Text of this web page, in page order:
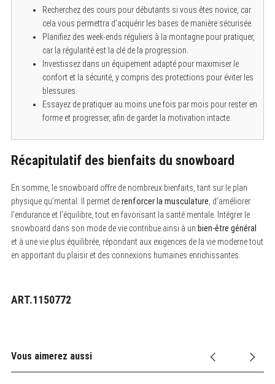
Recherchez des cours pour débutants si vous êtes novice, car
cela vous permettra d’acquérir les bases de manière sécurisée.
Planifiez des week-ends réguliers à la montagne pour pratiquer,
car la régularité est la clé de la progression.
Investissez dans un équipement adapté pour maximiser le
confort et la sécurité, y compris des protections pour éviter les
blessures.
Essayez de pratiquer au moins une fois par mois pour rester en
forme et progresser, afin de garder la motivation intacte.
Récapitulatif des bienfaits du snowboard
En somme, le snowboard offre de nombreux bienfaits, tant sur le plan
physique qu’mental. Il permet derenforcer la musculature, d’améliorer
l’endurance et l’équilibre, tout en favorisant la santé mentale. Intégrer le
snowboard dans son mode de vie contribue ainsi à un bien-être général
et à une vie plus équilibrée, répondant aux exigences de la vie moderne tout
en apportant du plaisir et des connexions humaines enrichissantes.
ART.1150772
Vous aimerez aussi